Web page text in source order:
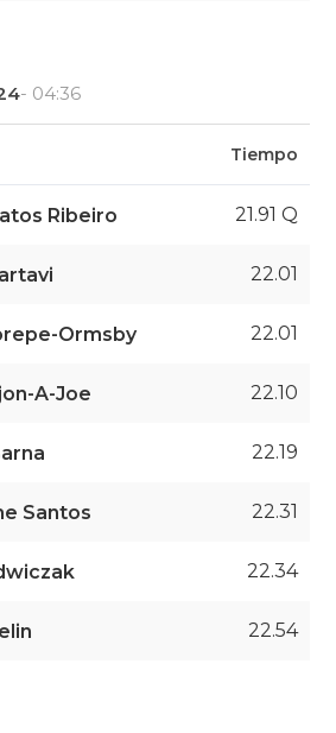
- 04:36
Tiempo
Ribeiro 21.91 Q
22.01
Ormsby 22.01
A-Joe 22.10
22.19
Santos 22.31
22.34
22.54